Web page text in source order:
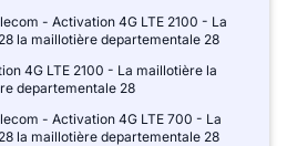
- Activation 4G LTE 2100 - La
la maillotière departementale 28
4G LTE 2100 - La maillotière la
departementale 28
- Activation 4G LTE 700 - La
la maillotière departementale 28